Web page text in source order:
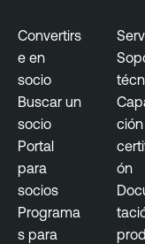
Convertirs
e en
socio
Buscar un
socio
Portal
para
socios
Programa
s para
ón